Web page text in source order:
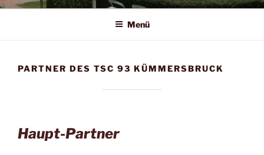
Menü
PARTNER DES TSC 93 KÜMMERSBRUCK
Haupt-Partner